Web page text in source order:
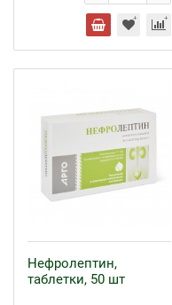
Нефролептин,
таблетки, 50 шт